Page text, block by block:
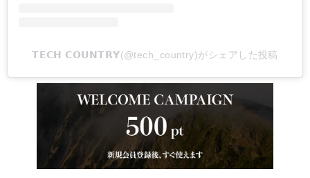
𝗧𝗘𝗖𝗛 𝗖𝗢𝗨𝗡𝗧𝗥𝗬(@tech_country)がシェアした投稿